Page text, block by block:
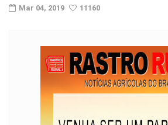
Mar 04, 2019 11160